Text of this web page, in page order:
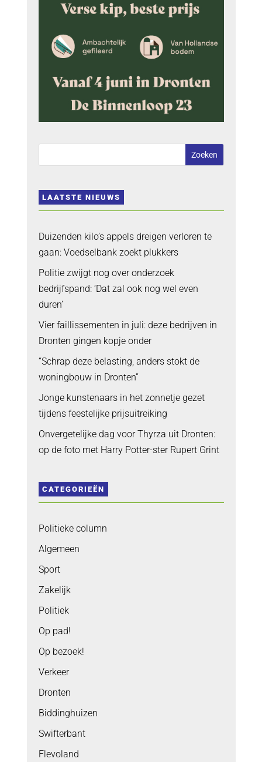
LAATSTE NIEUWS
Duizenden kilo’s appels dreigen verloren te
gaan: Voedselbank zoekt plukkers
Politie zwijgt nog over onderzoek
bedrijfspand: ‘Dat zal ook nog wel even
duren’
Vier faillissementen in juli: deze bedrijven in
Dronten gingen kopje onder
“Schrap deze belasting, anders stokt de
woningbouw in Dronten”
Jonge kunstenaars in het zonnetje gezet
tijdens feestelijke prijsuitreiking
Onvergetelijke dag voor Thyrza uit Dronten:
op de foto met Harry Potter-ster Rupert Grint
CATEGORIEËN
Politieke column
Algemeen
Sport
Zakelijk
Politiek
Op pad!
Op bezoek!
Verkeer
Dronten
Biddinghuizen
Swifterbant
Flevoland